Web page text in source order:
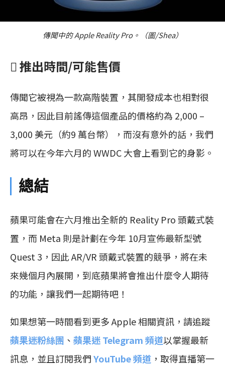
傳聞中的 Apple Reality Pro。（圖/Shea）
 推出時間/可能售價
傳聞它被視為一款高階裝置，其開發成本也相對很
高昂，因此目前謠傳這個產品的價格約為 2,000 –
3,000 美元（約9 萬台幣），而沒有意外的話，我們
將可以在今年六月的 WWDC 大會上看到它的身影。
總結
蘋果可能會在六月推出全新的 Reality Pro 頭戴式裝
置，而 Meta 則是計劃在今年 10月宣佈最新型號
Quest 3，因此 AR/VR 頭戴式裝置的競爭，將在未
來幾個月內展開，到底蘋果將會推出什麼令人期待
的功能，讓我們一起期待吧！
如果想第一時間看到更多 Apple 相關資訊，請追蹤
蘋果迷粉絲團 、 蘋果迷 Telegram 頻道以掌握最新
訊息，並且訂閱我們YouTube 頻道 ，取得直播第一